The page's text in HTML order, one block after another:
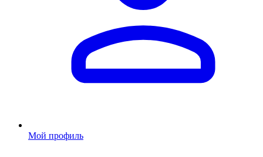
Мой профиль